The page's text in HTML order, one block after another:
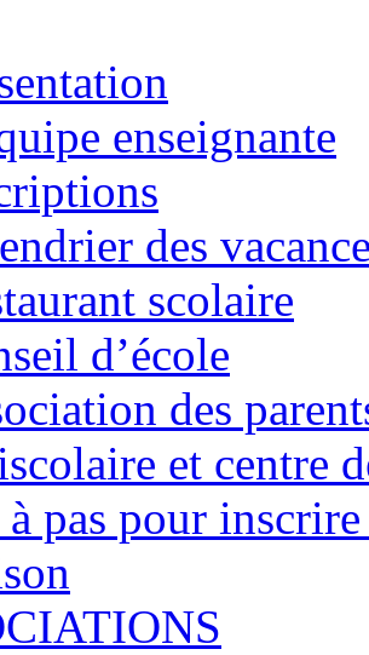
enseignante
des
scolaire
d’école
des
et centre
à pas pour